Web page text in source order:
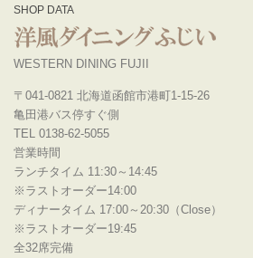
SHOP DATA
WESTERN DINING FUJII
〒041-0821 北海道函館市港町1-15-26
亀田港バス停すぐ側
TEL 0138-62-5055
営業時間
ランチタイム 11:30～14:45
※ラストオーダー14:00
ディナータイム 17:00～20:30（Close）
※ラストオーダー19:45
全32席完備